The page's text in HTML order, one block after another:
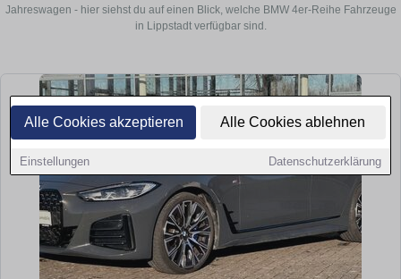
Alle Cookies akzeptieren Alle Cookies ablehnen
Einstellungen Datenschutzerklärung
Jahreswagen - hier siehst du auf einen Blick, welche BMW 4er-Reihe Fahrzeuge
in Lippstadt verfügbar sind.